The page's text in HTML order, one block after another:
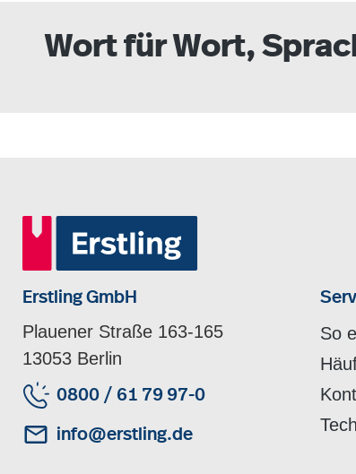
Wort für Wort,
Erstling GmbH
Plauener Straße 163-165
13053 Berlin
0800 / 61 79 97-0
info@erstling.de
So